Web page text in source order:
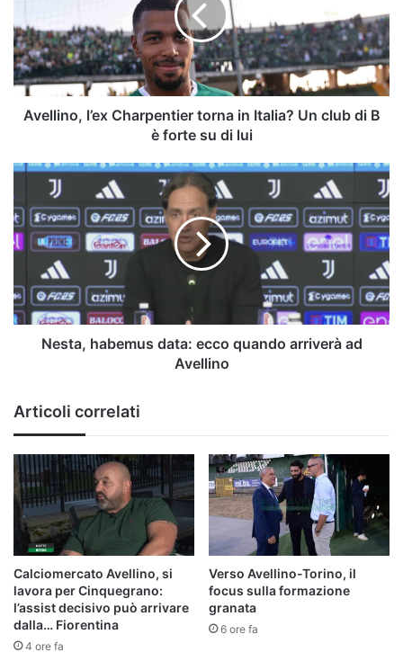
Italia?
Un
club
su
lui
Avellino, l’ex Charpentier torna in Italia? Un club di B
è forte su di lui
Nesta,
habemus
data:
ecco
quando
arriverà
ad
Avellino
Nesta, habemus data: ecco quando arriverà ad
Avellino
Articoli correlati
Calciomercato Avellino, si
lavora per Cinquegrano:
l’assist decisivo può arrivare
dalla… Fiorentina
4 ore fa
Verso Avellino-Torino, il
focus sulla formazione
granata
6 ore fa